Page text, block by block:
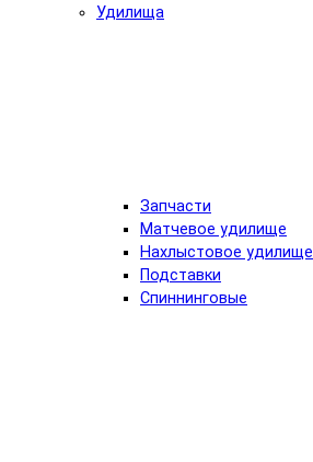
Удилища
Запчасти
Матчевое удилище
Нахлыстовое удилище
Подставки
Спиннинговые